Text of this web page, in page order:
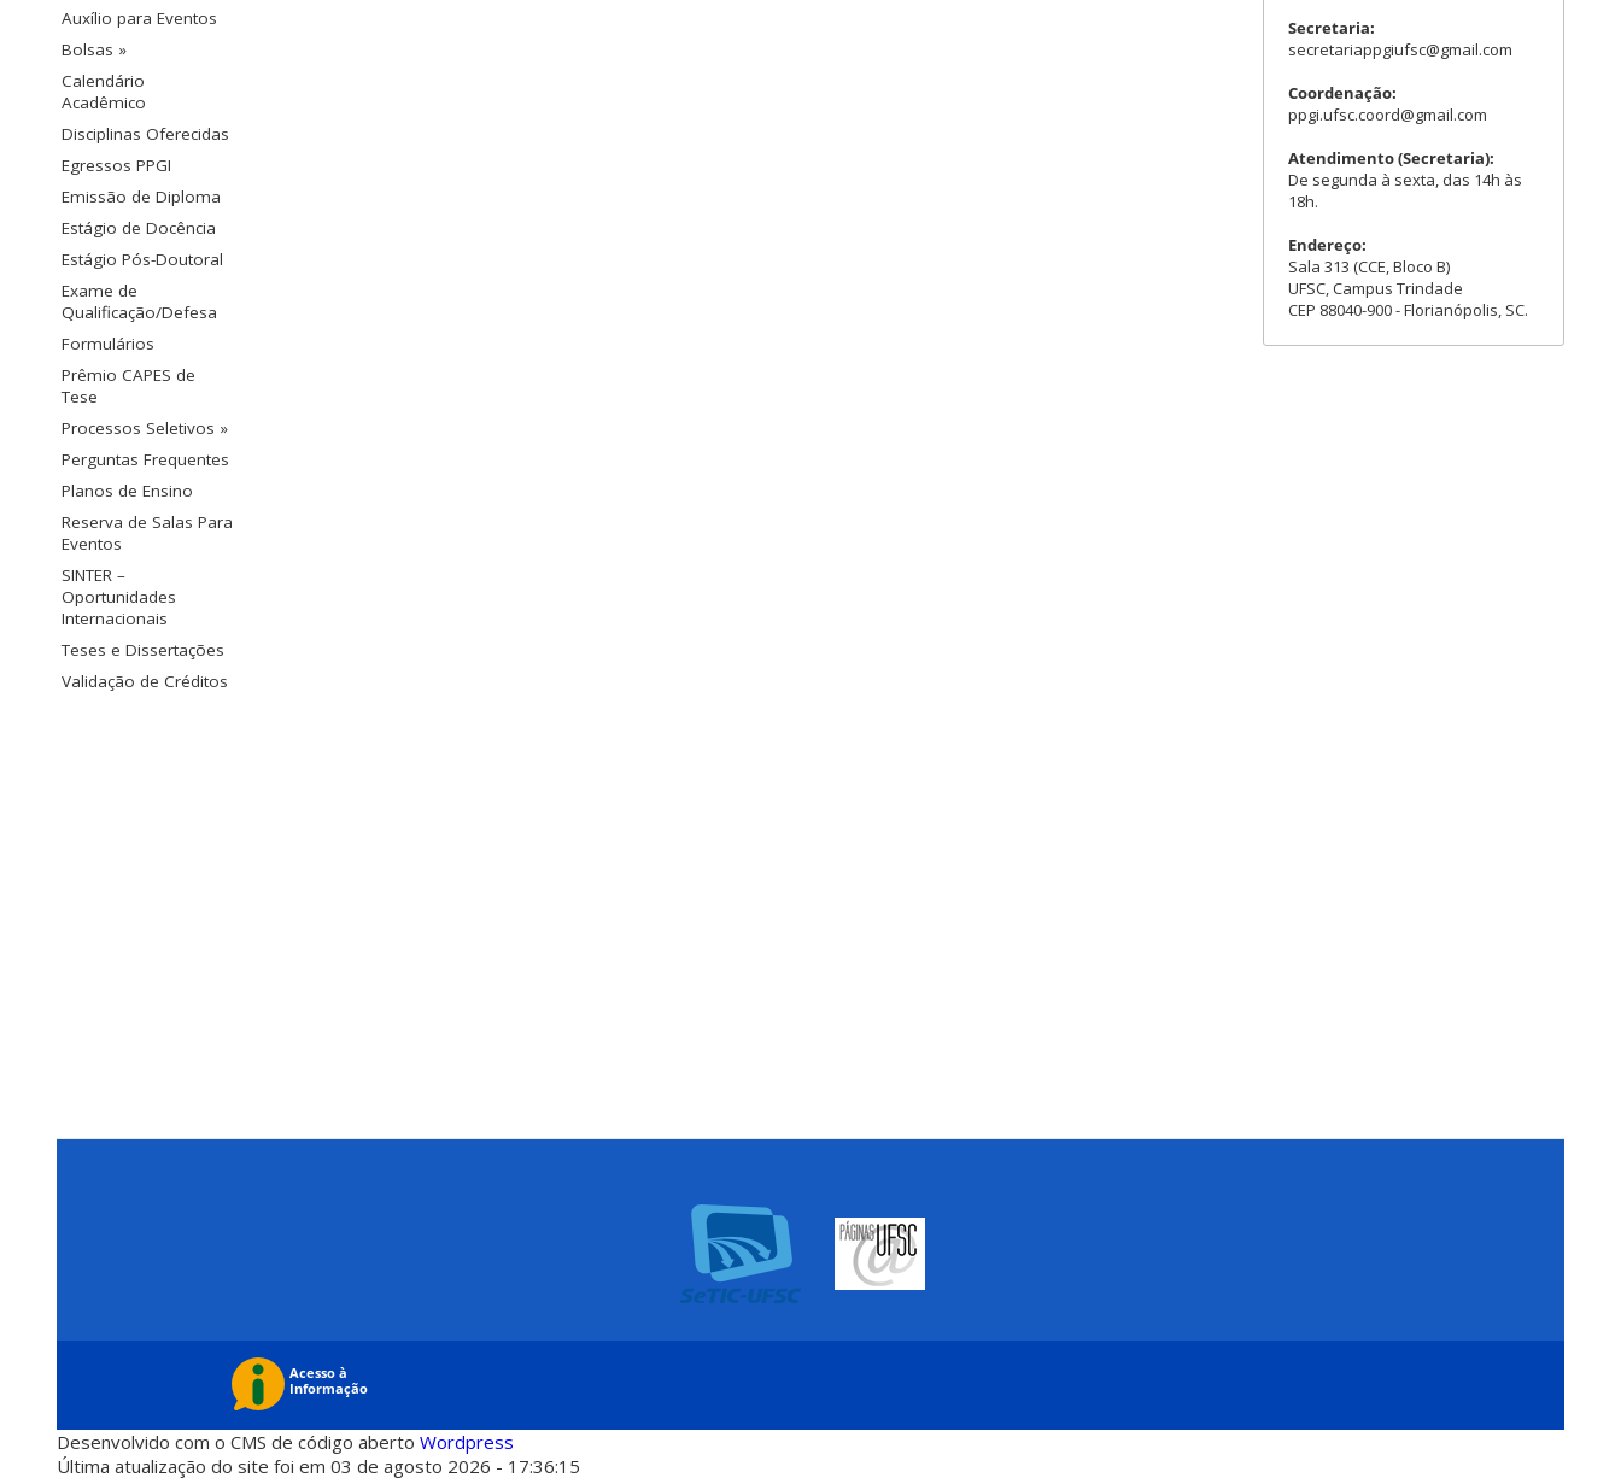
Auxílio para Eventos
Bolsas »
Calendário
Acadêmico
Disciplinas Oferecidas
Egressos PPGI
Emissão de Diploma
Estágio de Docência
Estágio Pós-Doutoral
Exame de
Qualificação/Defesa
Formulários
Prêmio CAPES de
Tese
Processos Seletivos »
Perguntas Frequentes
Planos de Ensino
Reserva de Salas Para
Eventos
SINTER –
Oportunidades
Internacionais
Teses e Dissertações
Validação de Créditos
Secretaria:
secretariappgiufsc@gmail.com
Coordenação:
ppgi.ufsc.coord@gmail.com
Atendimento (Secretaria):
De segunda à sexta, das 14h às
18h.
Endereço:
Sala 313 (CCE, Bloco B)
UFSC, Campus Trindade
CEP 88040-900 - Florianópolis, SC.
Desenvolvido com o CMS de código aberto Wordpress
Última atualização do site foi em 03 de agosto 2026 - 17:36:15